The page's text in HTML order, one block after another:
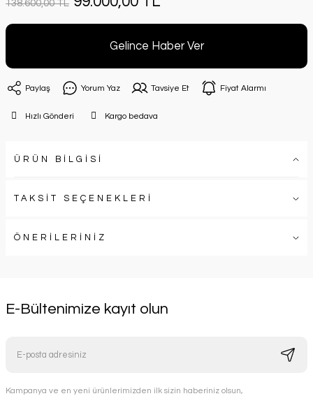
138.600,00 TL
Gelince Haber Ver
Paylaş Yorum Yaz Tavsiye Et Fiyat Alarmı
Hızlı Gönderi Kargo bedava
ÜRÜN BİLGİSİ
TAKSİT SEÇENEKLERİ
ÖNERİLERİNİZ
E-Bültenimize kayıt olun
Kampanya ve en yeni ürünlerimizden ilk sizin haberiniz olsun,